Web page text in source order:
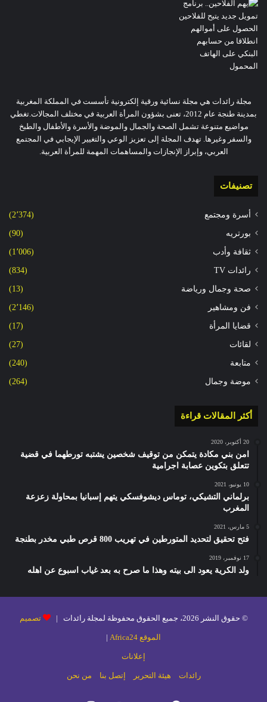
مجلة رائدات هي مجلة نسائية ورقية إلكترونية تأسست في المملكة المغربية
بمدينة طنجة عام 2012، تعنى بشؤون المرأة العربية في مختلف المجالات.تغطي
مواضيع متنوعة تشمل الصحة والجمال والموضة والأسرة والأطفال والطبخ
والسفر وغيرها. تهدف المجلة إلى تعزيز الوعي والتغيير الإيجابي في المجتمع
العربي، وإبراز الإنجازات والمساهمات المهمة للمرأة العربية.
تصنيفات
أسرة ومجتمع (2٬374)
بورتريه (90)
ثقافة وأدب (1٬006)
رائدات TV (834)
صحة وجمال ورياضة (13)
فن ومشاهير (2٬146)
قضايا المرأة (17)
لقائات (27)
متابعة (240)
موضة وجمال (264)
أكثر المقالات قراءة
20 أكتوبر، 2020
امن بني مكادة يتمكن من توقيف شخصين يشتبه تورطهما في قضية
تتعلق بتكوين عصابة اجرامية
10 يونيو، 2021
برلماني التشيكي، توماس ديشوفسكي يتهم إسبانيا بمحاولة زعزعة
المغرب
5 مارس، 2021
فتح تحقيق لتحديد المتورطين في تهريب 800 قرص طبي مخدر بطنجة
17 نوفمبر، 2019
ولد الكرية يعود الى بيته وهذا ما صرح به بعد غياب اسبوع عن اهله
© حقوق النشر 2026، جميع الحقوق محفوظة لمجلة رائدات | تصميم
الموقع Africa24 |
إعلانات
رائدات هيئة التحرير إتصل بنا من نحن